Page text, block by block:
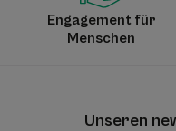
Engagement für
Menschen
Unseren